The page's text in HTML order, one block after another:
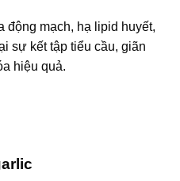
động mạch, hạ lipid huyết,
sự kết tập tiểu cầu, giãn
hiệu quả.